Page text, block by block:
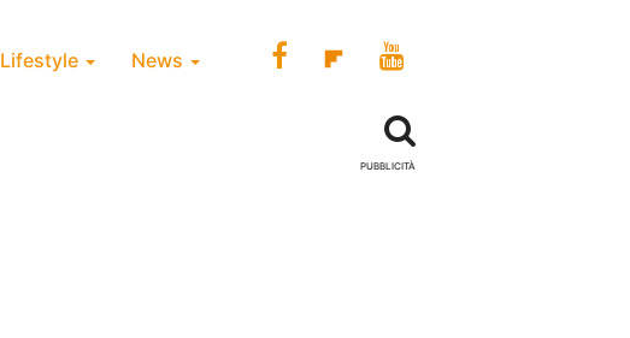
Lifestyle News
PUBBLICITÀ